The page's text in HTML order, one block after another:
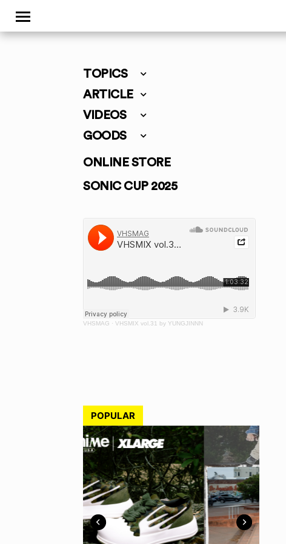
TOPICS
ARTICLE
VIDEOS
GOODS
ONLINE STORE
SONIC CUP 2025
VHSMAG · VHSMIX vol.31 by YUNGJINNN
POPULAR